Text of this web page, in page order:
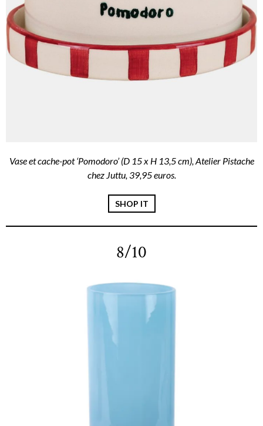
Vase et cache-pot ‘Pomodoro’ (D 15 x H 13,5 cm), Atelier Pistache
chez Juttu, 39,95 euros.
SHOP IT
8/10